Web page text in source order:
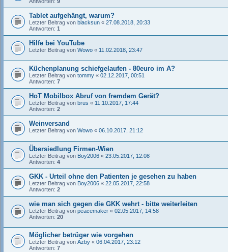
Tablet aufgehängt, warum?
Letzter Beitrag von blacksun « 27.08.2018, 20:33
Antworten: 1
Hilfe bei YouTube
Letzter Beitrag von Wowo « 11.02.2018, 23:47
Küchenplanung schiefgelaufen - 80euro im A?
Letzter Beitrag von tommy « 02.12.2017, 00:51
Antworten: 7
HoT Mobilbox Abruf von fremdem Gerät?
Letzter Beitrag von brus « 11.10.2017, 17:44
Antworten: 2
Weinversand
Letzter Beitrag von Wowo « 06.10.2017, 21:12
Übersiedlung Firmen-Wien
Letzter Beitrag von Boy2006 « 23.05.2017, 12:08
Antworten: 4
GKK - Urteil ohne den Patienten je gesehen zu haben
Letzter Beitrag von Boy2006 « 22.05.2017, 22:58
Antworten: 2
wie man sich gegen die GKK wehrt - bitte weiterleiten
Letzter Beitrag von peacemaker « 02.05.2017, 14:58
Antworten: 20
Möglicher betrüger wie vorgehen
Letzter Beitrag von Azby « 06.04.2017, 23:12
Antworten: 7